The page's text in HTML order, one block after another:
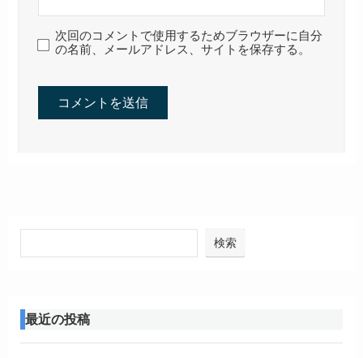
次回のコメントで使用するためブラウザーに自分
の名前、メールアドレス、サイトを保存する。
検索
最近の投稿